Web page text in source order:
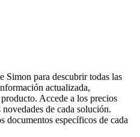
Simon para descubrir todas las
actualizada,
Accede a los precios
de cada solución.
documentos específicos de cada